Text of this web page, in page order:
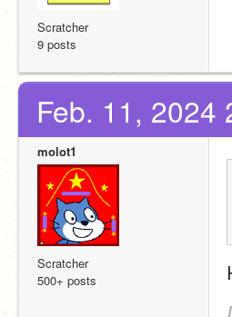
Scratcher
9 posts
Feb. 11, 2024
molot1
Scratcher
500+ posts